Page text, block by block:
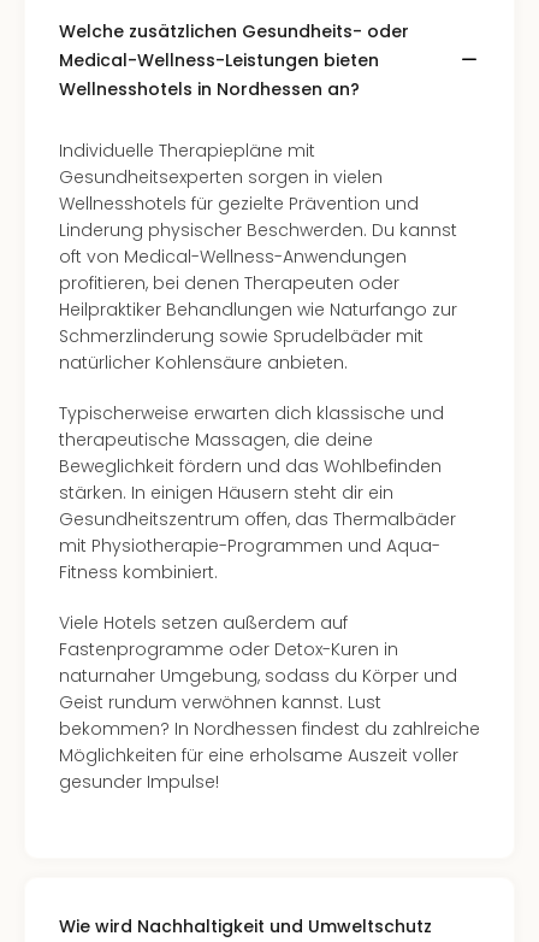
Welche zusätzlichen Gesundheits- oder
Medical-Wellness-Leistungen bieten
Wellnesshotels in Nordhessen an?
Individuelle Therapiepläne mit
Gesundheitsexperten sorgen in vielen
Wellnesshotels für gezielte Prävention und
Linderung physischer Beschwerden. Du kannst
oft von Medical-Wellness-Anwendungen
profitieren, bei denen Therapeuten oder
Heilpraktiker Behandlungen wie Naturfango zur
Schmerzlinderung sowie Sprudelbäder mit
natürlicher Kohlensäure anbieten.
Typischerweise erwarten dich klassische und
therapeutische Massagen, die deine
Beweglichkeit fördern und das Wohlbefinden
stärken. In einigen Häusern steht dir ein
Gesundheitszentrum offen, das Thermalbäder
mit Physiotherapie-Programmen und Aqua-
Fitness kombiniert.
Viele Hotels setzen außerdem auf
Fastenprogramme oder Detox-Kuren in
naturnaher Umgebung, sodass du Körper und
Geist rundum verwöhnen kannst. Lust
bekommen? In Nordhessen findest du zahlreiche
Möglichkeiten für eine erholsame Auszeit voller
gesunder Impulse!
Wie wird Nachhaltigkeit und Umweltschutz